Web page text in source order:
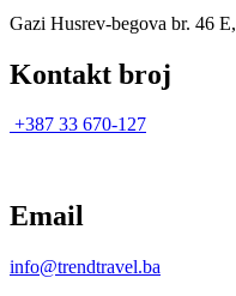
Gazi Husrev-begova br. 46
Kontakt broj
+387 33 670-127
Email
info@trendtravel.ba